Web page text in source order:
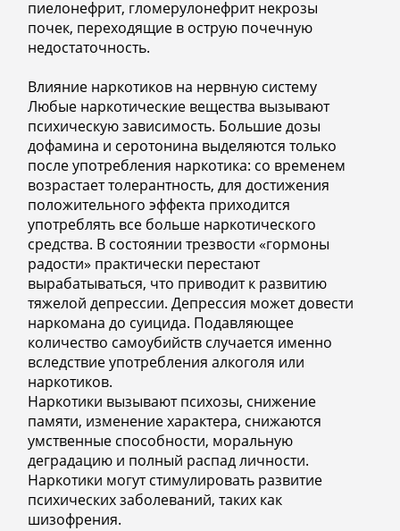
пиелонефрит, гломерулонефрит некрозы
почек, переходящие в острую почечную
недостаточность.
Влияние наркотиков на нервную систему
Любые наркотические вещества вызывают
психическую зависимость. Большие дозы
дофамина и серотонина выделяются только
после употребления наркотика: со временем
возрастает толерантность, для достижения
положительного эффекта приходится
употреблять все больше наркотического
средства. В состоянии трезвости «гормоны
радости» практически перестают
вырабатываться, что приводит к развитию
тяжелой депрессии. Депрессия может довести
наркомана до суицида. Подавляющее
количество самоубийств случается именно
вследствие употребления алкоголя или
наркотиков.
Наркотики вызывают психозы, снижение
памяти, изменение характера, снижаются
умственные способности, моральную
деградацию и полный распад личности.
Наркотики могут стимулировать развитие
психических заболеваний, таких как
шизофрения.